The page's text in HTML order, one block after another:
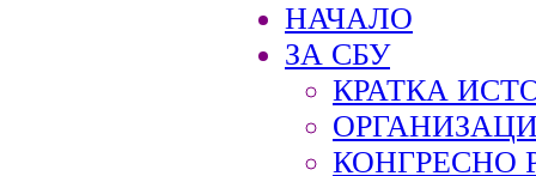
НАЧАЛО
ЗА СБУ
КРАТКА
КОНГРЕСНО